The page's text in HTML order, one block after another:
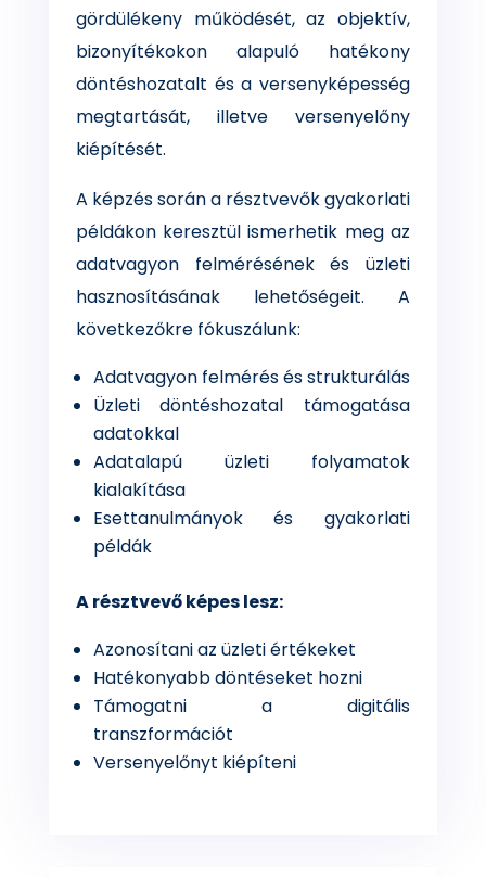
gördülékeny működését, az objektív,
bizonyítékokon alapuló hatékony
döntéshozatalt és a versenyképesség
megtartását, illetve versenyelőny
kiépítését.
A képzés során a résztvevők gyakorlati
példákon keresztül ismerhetik meg az
adatvagyon felmérésének és üzleti
hasznosításának lehetőségeit. A
következőkre fókuszálunk:
Adatvagyon felmérés és strukturálás
Üzleti döntéshozatal támogatása
adatokkal
Adatalapú üzleti folyamatok
kialakítása
Esettanulmányok és gyakorlati
példák
A résztvevő képes lesz:
Azonosítani az üzleti értékeket
Hatékonyabb döntéseket hozni
Támogatni a digitális
transzformációt
Versenyelőnyt kiépíteni